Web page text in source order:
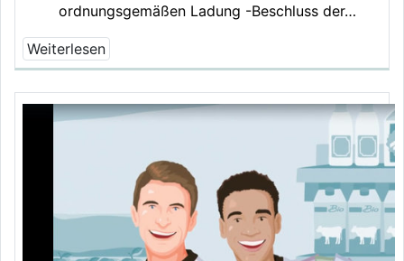
ordnungsgemäßen Ladung -Beschluss der…
Weiterlesen